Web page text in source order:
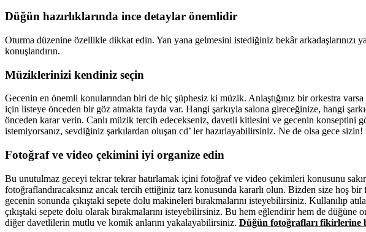
Düğün hazırlıklarında ince detaylar önemlidir
Oturma düzenine özellikle dikkat edin. Yan yana gelmesini istediğiniz bekâr arkadaşlarınızı
konuşlandırın.
Müziklerinizi kendiniz seçin
Gecenin en önemli konularından biri de hiç şüphesiz ki müzik. Anlaştığınız bir orkestra
için listeye önceden bir göz atmakta fayda var. Hangi şarkıyla salona gireceğinize, hangi
önceden karar verin. Canlı müzik tercih edecekseniz, davetli kitlesini ve gecenin konseptini
istemiyorsanız, sevdiğiniz şarkılardan oluşan cd’ ler hazırlayabilirsiniz. Ne de olsa gece sizin!
Fotoğraf ve video çekimini iyi organize edin
Bu unutulmaz geceyi tekrar tekrar hatırlamak içini fotoğraf ve video çekimleri konusunu
fotoğraflandıracaksınız ancak tercih ettiğiniz tarz konusunda kararlı olun. Bizden size hoş
gecenin sonunda çıkıştaki sepete dolu makineleri bırakmalarını isteyebilirsiniz. Kullanılıp
çıkıştaki sepete dolu olarak bırakmalarını isteyebilirsiniz. Bu hem eğlendirir hem de düğüne
diğer davetlilerin mutlu ve komik anlarını yakalayabilirsiniz. Düğün fotoğrafları fikirlerine